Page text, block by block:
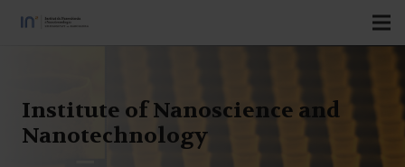
Institute of Nanoscience and
Nanotechnology